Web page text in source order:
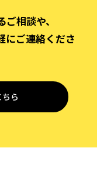
相談や、
にご連絡くださ
ら